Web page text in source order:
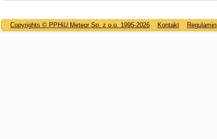
Copyrights © PPHiU Meteor Sp. z o.o. 1995-2026 Kontakt Regulamin